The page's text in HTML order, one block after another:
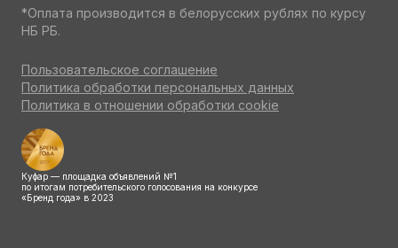
*Оплата производится в белорусских рублях по курсу
НБ РБ.
Пользовательское соглашение
Политика обработки персональных данных
Политика в отношении обработки cookie
Куфар — площадка объявлений №1
по итогам потребительского голосования на конкурсе
«Бренд года» в 2023